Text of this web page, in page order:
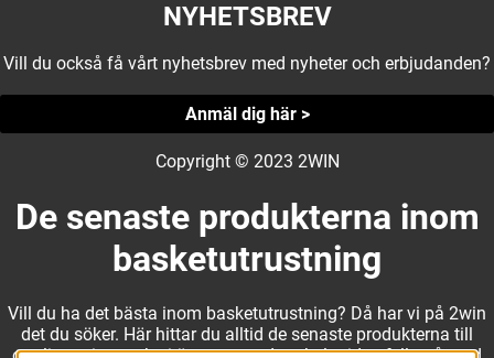
NYHETSBREV
Vill du också få vårt nyhetsbrev med nyheter och erbjudanden?
Anmäl dig här >
Copyright © 2023 2WIN
De senaste produkterna inom
basketutrustning
Vill du ha det bästa inom basketutrustning? Då har vi på 2win
det du söker. Här hittar du alltid de senaste produkterna till